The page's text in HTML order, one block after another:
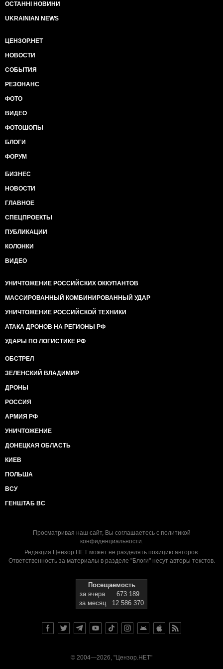
ОСТАННІ НОВИНИ
UKRAINIAN NEWS
ЦЕНЗОР.НЕТ
НОВОСТИ
СОБЫТИЯ
РЕЗОНАНС
ФОТО
ВИДЕО
ФОТОШОПЫ
БЛОГИ
ФОРУМ
БИЗНЕС
НОВОСТИ
ГЛАВНОЕ
СПЕЦПРОЕКТЫ
ПУБЛИКАЦИИ
КОЛОНКИ
ВИДЕО
УНИЧТОЖЕНИЕ РОССИЙСКИХ ОККУПАНТОВ
МАССИРОВАННЫЙ КОМБИНИРОВАННЫЙ УДАР
УНИЧТОЖЕНИЕ РОССИЙСКОЙ ТЕХНИКИ
АТАКА ДРОНОВ НА РЕГИОНЫ РФ
УДАРЫ ПО ЛОГИСТИКЕ РФ
ОБСТРЕЛ
ЗЕЛЕНСКИЙ ВЛАДИМИР
ДРОНЫ
РОССИЯ
АРМИЯ РФ
УНИЧТОЖЕНИЕ
ДОНЕЦКАЯ ОБЛАСТЬ
КИЕВ
ПОЛЬША
ВСУ
ГЕНШТАБ ВС
Просматривая наш сайт, Вы соглашаетесь с политикой
конфиденциальности.
Редакция Цензор.НЕТ может не разделять позицию авторов.
Ответственность за материалы в разделе "Блоги" несут авторы текстов.
Посещаемость
за вчера
673 189
за месяц
12 586 370
© 2004—2026, "Цензор.НЕТ"